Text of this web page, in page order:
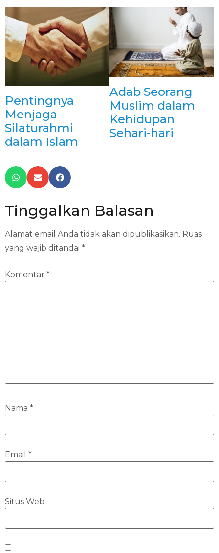
Pentingnya
Menjaga
Silaturahmi
dalam Islam
Adab Seorang
Muslim dalam
Kehidupan
Sehari-hari
Tinggalkan Balasan
Alamat email Anda tidak akan dipublikasikan. Ruas
yang wajib ditandai *
Komentar *
Nama *
Email *
Situs Web